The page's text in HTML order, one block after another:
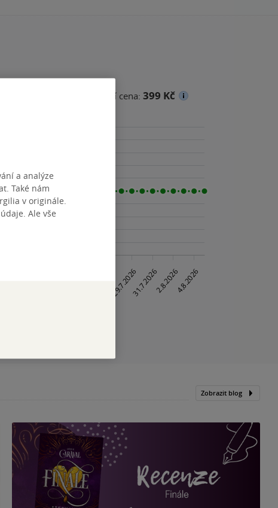
Minimální prodejní cena: 399 Kč
Zobrazit blog
a analýze
Také nám
v originále.
Ale vše